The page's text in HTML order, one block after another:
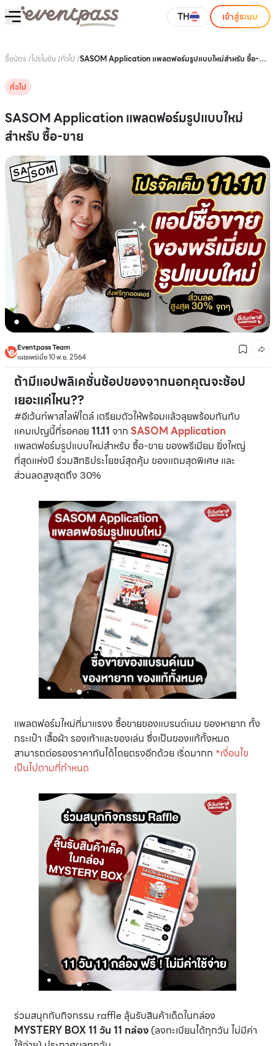
TH เข้าสู่ระบบ
ซื้อบัตร /โปรโมชัน/ทั่วไป/SASOM Application แพลตฟอร์มรูปแบบใหม่สำหรับ ซื้อ-
ทั่วไป
SASOM Application แพลตฟอร์มรูปแบบใหม่
สำหรับ ซื้อ-ขาย
Eventpass Team
เผยแพร่เมื่อ 10 พ.ย. 2564
ถ้ามีแอปพลิเคชั่นช้อปของจากนอกคุณจะช้อป
เยอะแค่ไหน??
#อีเว้นท์พาสไลฟ์ไตล์ เตรียมตัวให้พร้อมแล้วลุยพร้อมกันกับ
แคมเปญนี้ที่รอคอย 11.11 จาก SASOM Application
แพลตฟอร์มรูปแบบใหม่สำหรับ ซื้อ-ขาย ของพรีเมียม ยิ่งใหญ่
ที่สุดแห่งปี ร่วมสิทธิประโยชน์สุดคุ้ม ของแถมสุดพิเศษ และ
ส่วนลดสูงสุดถึง 30%⁣
แพลตฟอร์มใหม่ที่มาแรงง ซื้อขายของแบรนด์เนม ของหายาก ทั้ง
กระเป๋า เสื้อผ้า รองเท้าและของเล่น ซึ่งเป็นของแท้ทั้งหมด
สามารถต่อรองราคากันได้โดยตรงอีกด้วย เริ่ดมากก *เงื่อนไข
เป็นไปตามที่กำหนด
ร่วมสนุกกับกิจกรรม raffle ลุ้นรับสินค้าเด็ดในกล่อง
MYSTERY BOX 11 วัน 11 กล่อง(ลงทะเบียนได้ทุกวัน ไม่มีค่า